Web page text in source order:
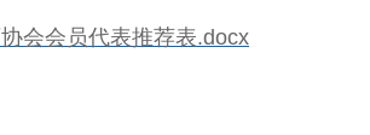
会会员代表推荐表.docx